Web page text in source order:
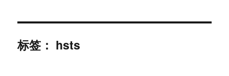
幸福日记
标签： hsts